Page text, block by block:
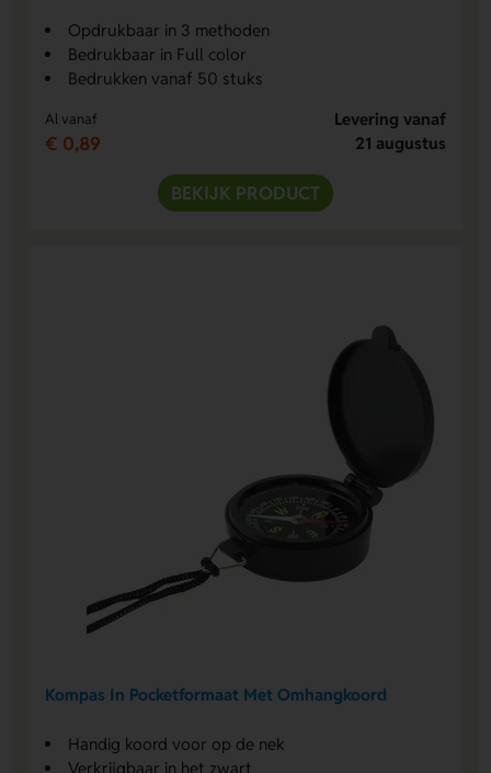
Opdrukbaar in 3 methoden
Bedrukbaar in Full color
Bedrukken vanaf 50 stuks
Al vanaf
€ 0,89
Levering vanaf
21 augustus
BEKIJK PRODUCT
Kompas In Pocketformaat Met Omhangkoord
Handig koord voor op de nek
Verkrijgbaar in het zwart